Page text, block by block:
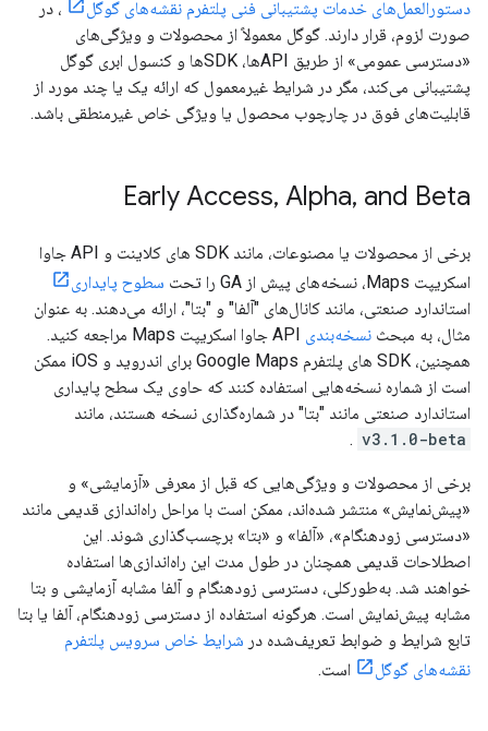
دستورالعمل‌های خدمات پشتیبانی فنی پلتفرم نقشه‌های گوگل
، در
صورت لزوم، قرار دارند. گوگل معمولاً از محصولات و ویژگی‌های
«دسترسی عمومی» از طریق APIها، SDKها و کنسول ابری گوگل
پشتیبانی می‌کند، مگر در شرایط غیرمعمول که ارائه یک یا چند مورد از
قابلیت‌های فوق در چارچوب محصول یا ویژگی خاص غیرمنطقی باشد.
Early Access, Alpha, and Beta
برخی از محصولات یا مصنوعات، مانند SDK های کلاینت و API جاوا
اسکریپت Maps، نسخه‌های پیش از GA را تحت
سطوح پایداری
استاندارد صنعتی، مانند کانال‌های "آلفا" و "بتا"، ارائه می‌دهند. به عنوان
مثال، به مبحث نسخه‌بندی
API جاوا اسکریپت Maps مراجعه کنید.
همچنین، SDK های پلتفرم Google Maps برای اندروید و iOS ممکن
است از شماره نسخه‌هایی استفاده کنند که حاوی یک سطح پایداری
استاندارد صنعتی مانند "بتا" در شماره‌گذاری نسخه هستند، مانند
v3.1.0-beta
.
برخی از محصولات و ویژگی‌هایی که قبل از معرفی «آزمایشی» و
«پیش‌نمایش» منتشر شده‌اند، ممکن است با مراحل راه‌اندازی قدیمی مانند
«دسترسی زودهنگام»، «آلفا» و «بتا» برچسب‌گذاری شوند. این
اصطلاحات قدیمی همچنان در طول مدت این راه‌اندازی‌ها استفاده
خواهند شد. به‌طورکلی، دسترسی زودهنگام و آلفا مشابه آزمایشی و بتا
مشابه پیش‌نمایش است. هرگونه استفاده از دسترسی زودهنگام، آلفا یا بتا
تابع شرایط و ضوابط تعریف‌شده در شرایط خاص سرویس پلتفرم
نقشه‌های گوگل
است.